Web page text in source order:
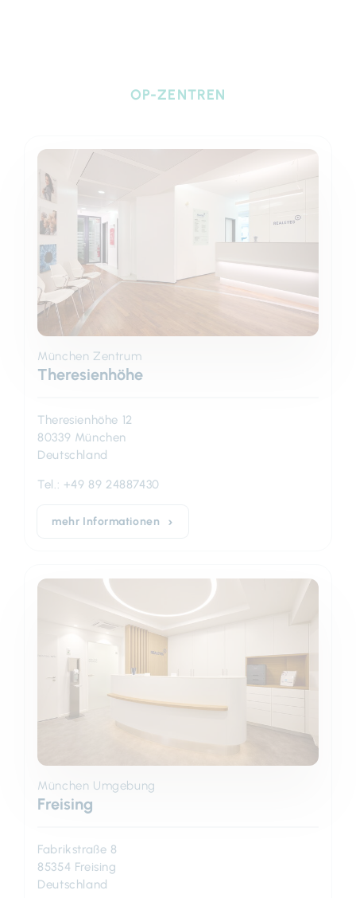
OP-ZENTREN
München Zentrum
Theresienhöhe
Theresienhöhe 12
80339 München
Deutschland
Tel.: +49 89 24887430
mehr Informationen
München Umgebung
Freising
Fabrikstraße 8
85354 Freising
Deutschland